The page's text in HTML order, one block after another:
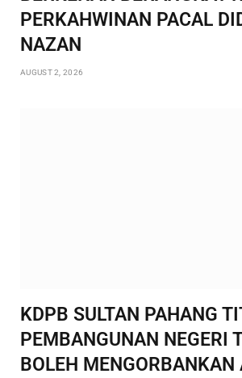
PERKAHWINAN PACAL
NAZAN
AUGUST 2, 2026
KDPB SULTAN PAHANG
PEMBANGUNAN NEGERI
BOLEH MENGORBANKAN